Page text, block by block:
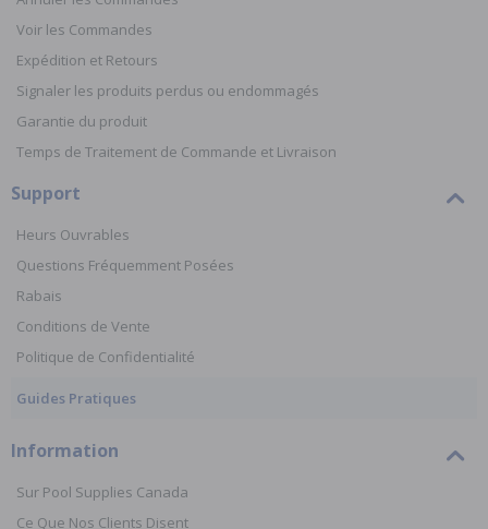
Voir les Commandes
Expédition et Retours
Signaler les produits perdus ou endommagés
Garantie du produit
Temps de Traitement de Commande et Livraison
Support
Heurs Ouvrables
Questions Fréquemment Posées
Rabais
Conditions de Vente
Politique de Confidentialité
Guides Pratiques
Information
Sur Pool Supplies Canada
Ce Que Nos Clients Disent